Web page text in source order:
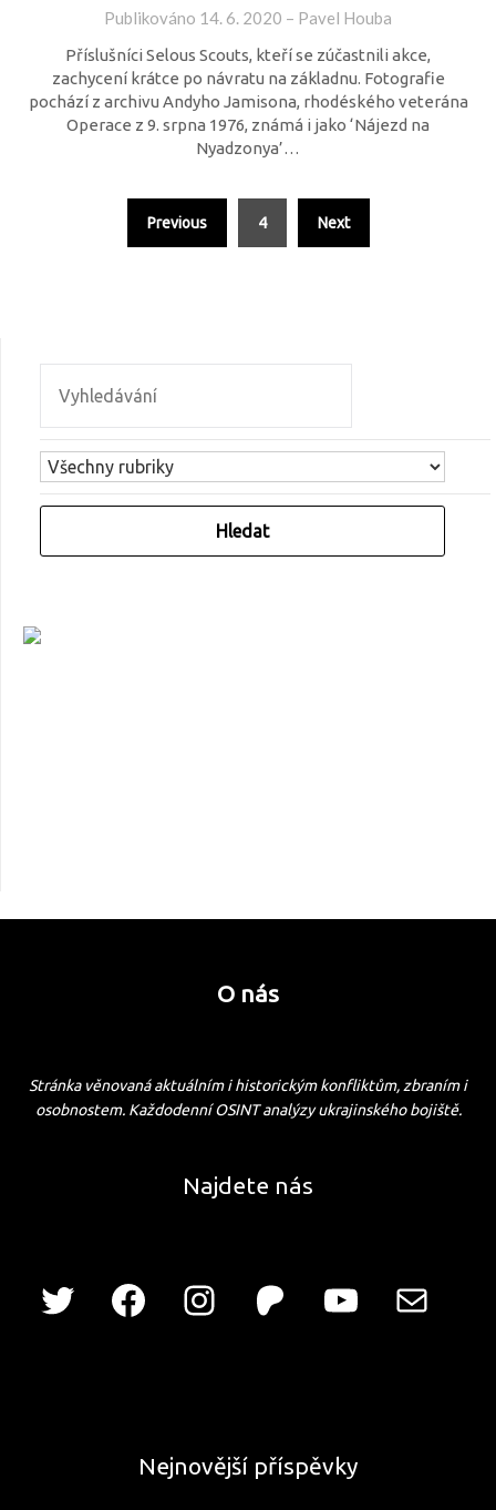
Publikováno 14. 6. 2020 – Pavel Houba
Příslušníci Selous Scouts, kteří se zúčastnili akce,
zachycení krátce po návratu na základnu. Fotografie
pochází z archivu Andyho Jamisona, rhodéského veterána
Operace z 9. srpna 1976, známá i jako ‘Nájezd na
Nyadzonya’…
Previous 4 Next
O nás
Stránka věnovaná aktuálním i historickým konfliktům, zbraním i
osobnostem. Každodenní OSINT analýzy ukrajinského bojiště.
Najdete nás
Nejnovější příspěvky